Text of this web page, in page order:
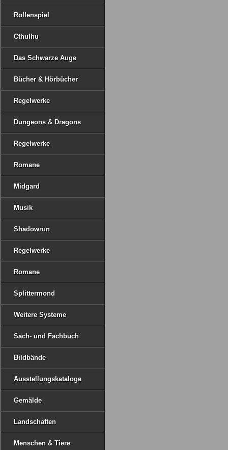
Rollenspiel
Cthulhu
Das Schwarze Auge
Bücher & Hörbücher
Regelwerke
Dungeons & Dragons
Regelwerke
Romane
Midgard
Musik
Shadowrun
Regelwerke
Romane
Splittermond
Weitere Systeme
Sach- und Fachbuch
Bildbände
Ausstellungskataloge
Gemälde
Landschaften
Menschen & Tiere